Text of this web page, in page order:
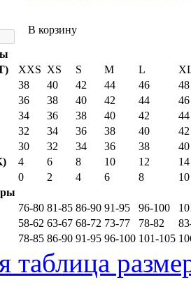
В корзину
XXS XS S M L
38 40 42 44 46
48
36 38 40 42 44
46
34 36 38 40 42
44
32 34 36 38 40
42
30 32 34 36 38
40
4 6 8 10 12
14
0 2 4 6 8
10
76-80 81-85 86-90 91-95 96-100
58-62 63-67 68-72 73-77 78-82
78-85 86-90 91-95 96-100 101-105
таблица